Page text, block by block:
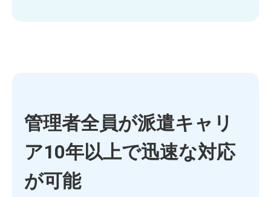
管理者全員が派遣キャリ
ア10年以上で迅速な対応
が可能